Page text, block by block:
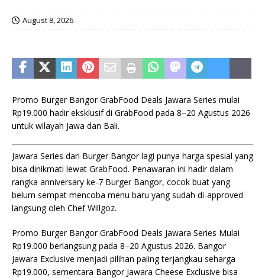
August 8, 2026
Promo Burger Bangor GrabFood Deals Jawara Series mulai
Rp19.000 hadir eksklusif di GrabFood pada 8–20 Agustus 2026
untuk wilayah Jawa dan Bali.
Jawara Series dari Burger Bangor lagi punya harga spesial yang
bisa dinikmati lewat GrabFood. Penawaran ini hadir dalam
rangka anniversary ke-7 Burger Bangor, cocok buat yang
belum sempat mencoba menu baru yang sudah di-approved
langsung oleh Chef Willgoz.
Promo Burger Bangor GrabFood Deals Jawara Series Mulai
Rp19.000 berlangsung pada 8–20 Agustus 2026. Bangor
Jawara Exclusive menjadi pilihan paling terjangkau seharga
Rp19.000, sementara Bangor Jawara Cheese Exclusive bisa